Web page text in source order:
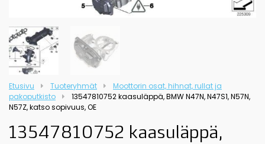
Etusivu Tuoteryhmät
Moottorin osat, hihnat, rullat ja
pakoputkisto
13547810752 kaasuläppä, BMW N47N, N47S1, N57N,
N57Z, katso sopivuus, OE
13547810752 kaasuläppä,